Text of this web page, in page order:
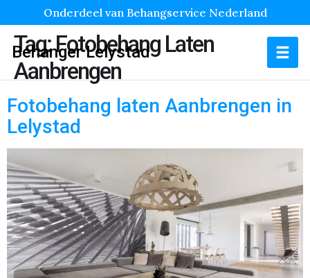
Onderdeel van Behangservice Nederland
Behanger Lelystad
Tag:Fotobehang Laten
Aanbrengen
Fotobehang laten Aanbrengen in
Lelystad